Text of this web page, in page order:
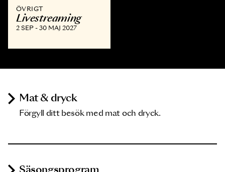
ÖVRIGT
Livestreaming
2 SEP - 30 MAJ 2027
Mat & dryck
Förgyll ditt besök med mat och dryck.